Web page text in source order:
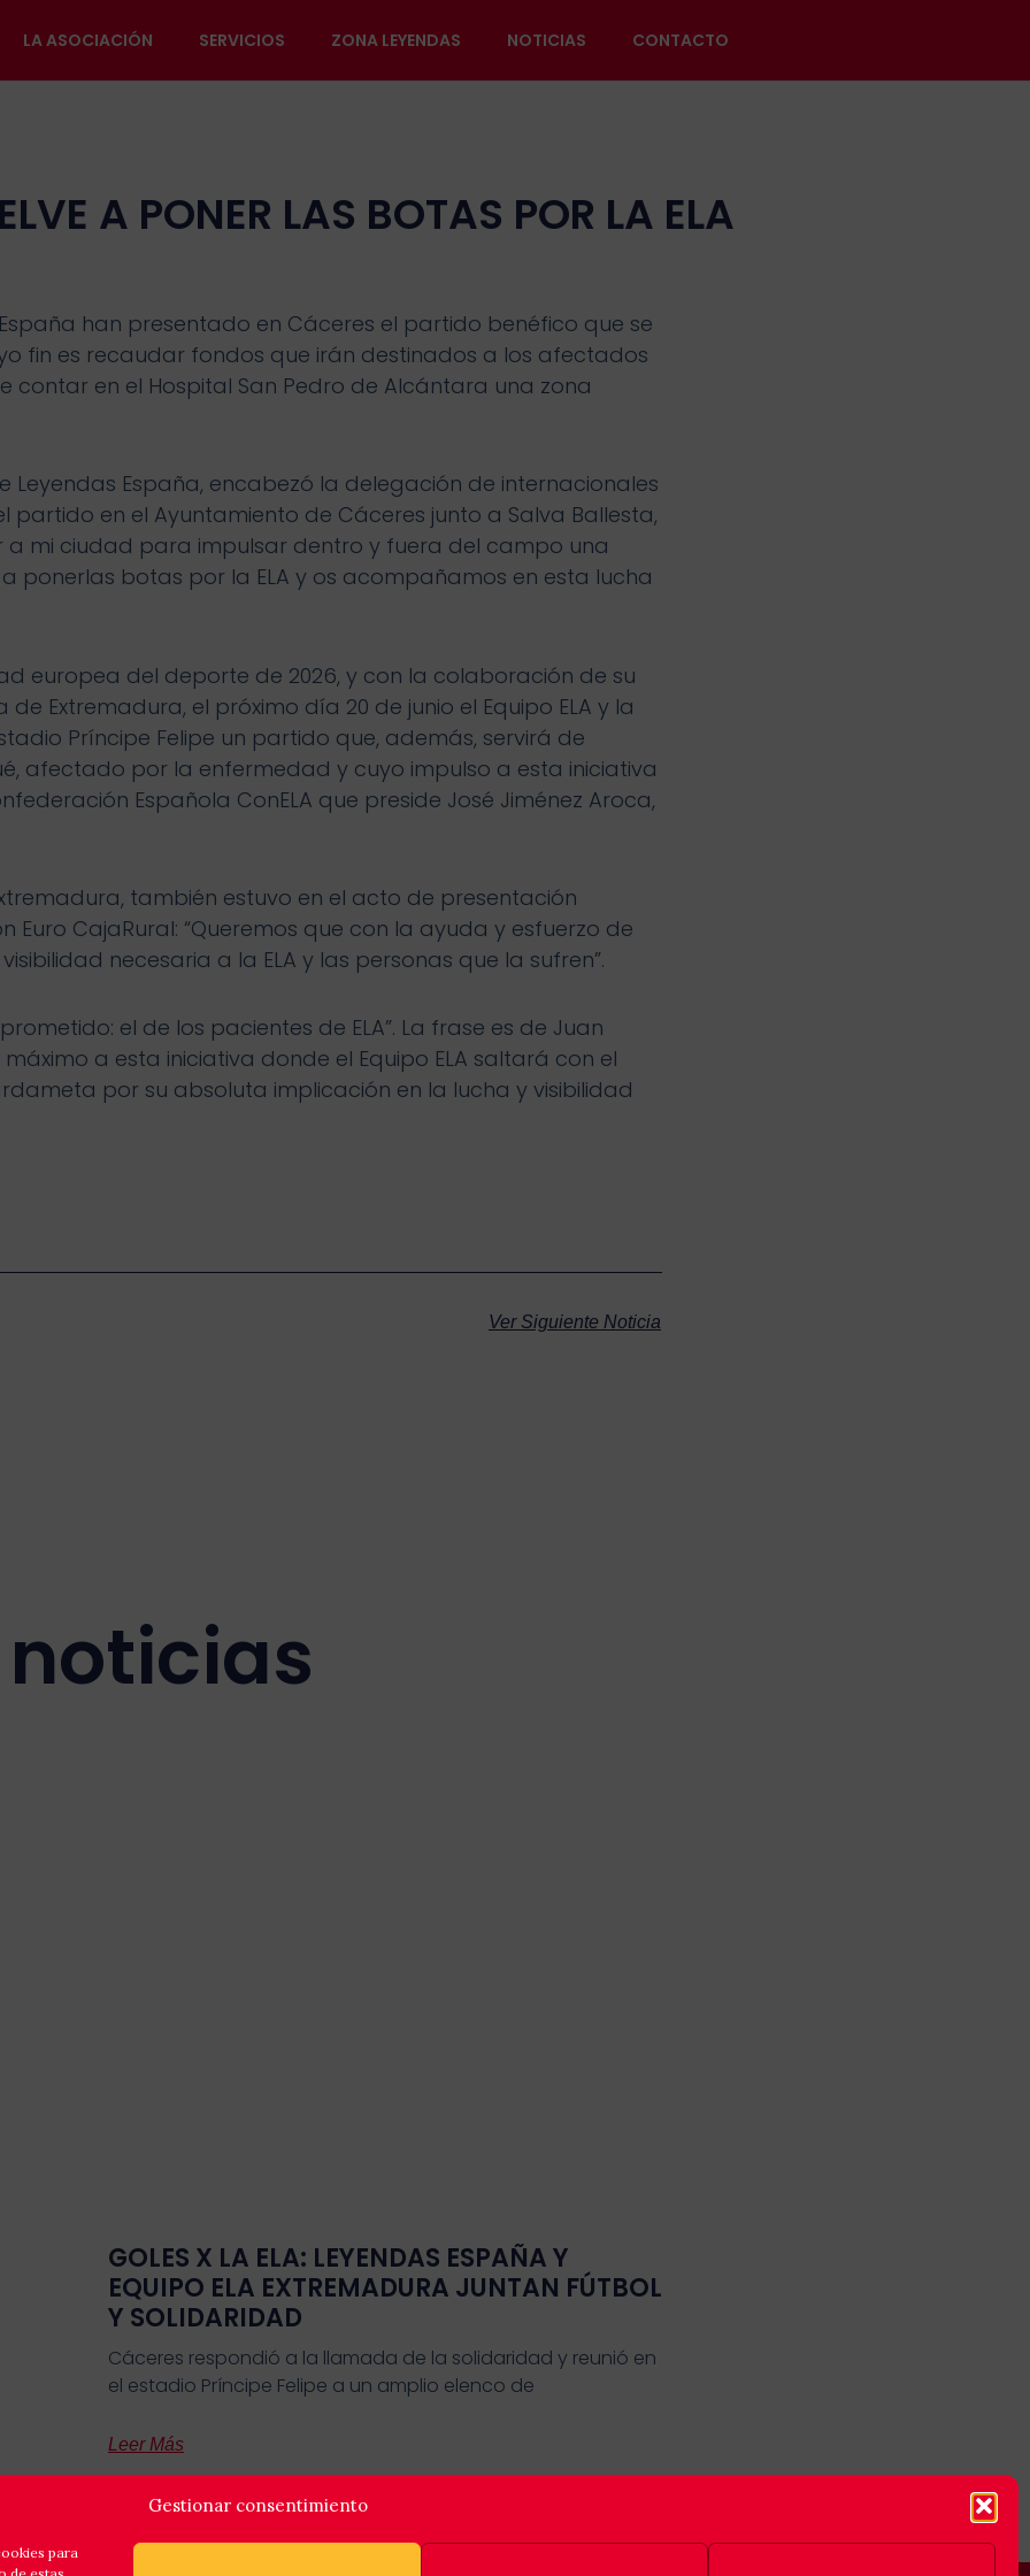
Gestionar consentimiento
para
LA ASOCIACIÓN SERVICIOS ZONA LEYENDAS NOTICIAS CONTACTO
A PONER LAS BOTAS POR LA ELA
han presentado en Cáceres el partido benéfico que se
fin es recaudar fondos que irán destinados a los afectados
en el Hospital San Pedro de Alcántara una zona
España, encabezó la delegación de internacionales
en el Ayuntamiento de Cáceres junto a Salva Ballesta,
a mi ciudad para impulsar dentro y fuera del campo una
ponerlas botas por la ELA y os acompañamos en esta lucha
europea del deporte de 2026, y con la colaboración de su
Extremadura, el próximo día 20 de junio el Equipo ELA y la
Príncipe Felipe un partido que, además, servirá de
afectado por la enfermedad y cuyo impulso a esta iniciativa
Española ConELA que preside José Jiménez Aroca,
también estuvo en el acto de presentación
CajaRural: “Queremos que con la ayuda y esfuerzo de
necesaria a la ELA y las personas que la sufren”.
el de los pacientes de ELA”. La frase es de Juan
a esta iniciativa donde el Equipo ELA saltará con el
por su absoluta implicación en la lucha y visibilidad
Ver Siguiente Noticia
GOLES X LA ELA: LEYENDAS ESPAÑA Y
EQUIPO ELA EXTREMADURA JUNTAN FÚTBOL
Y SOLIDARIDAD
Cáceres respondió a la llamada de la solidaridad y reunió en
el estadio Príncipe Felipe a un amplio elenco de
Leer Más